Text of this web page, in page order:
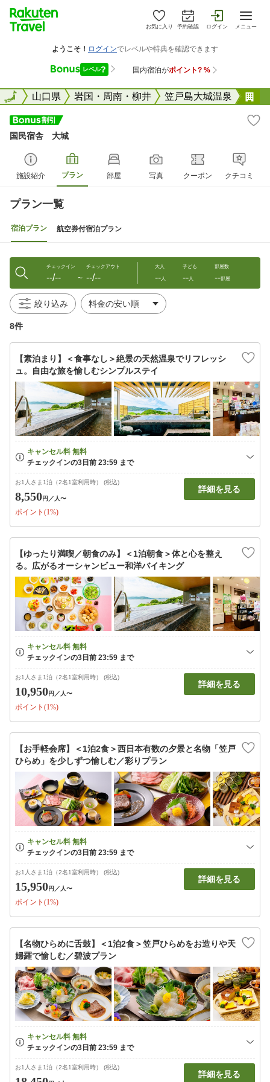
お気に入り 予約確認 ログイン メニュー
全国山口県 岩国・周南・柳井 笠戸島大城温泉
全国
国民宿舎 大城
施設紹介 プラン 部屋 写真 クーポン クチコミ
プラン一覧
宿泊プラン 航空券付宿泊プラン
チェックイン
--/-- 〜
チェックアウト
--/--
大人
--人
子ども
--人
部屋数
--部屋
絞り込み
8件
【素泊まり】＜食事なし＞絶景の天然温泉でリフレッシ
ュ。自由な旅を愉しむシンプルステイ
お1人さま1泊（2名1室利用時） (税込)
8,550円 ／人〜
ポイント(1%)
詳細を見る
【ゆったり満喫／朝食のみ】＜1泊朝食＞体と心を整え
る。広がるオーシャンビュー和洋バイキング
お1人さま1泊（2名1室利用時） (税込)
10,950円 ／人〜
ポイント(1%)
詳細を見る
【お手軽会席】＜1泊2食＞西日本有数の夕景と名物「笠戸
ひらめ」を少しずつ愉しむ／彩りプラン
お1人さま1泊（2名1室利用時） (税込)
15,950円 ／人〜
ポイント(1%)
詳細を見る
【名物ひらめに舌鼓】＜1泊2食＞笠戸ひらめをお造りや天
婦羅で愉しむ／碧波プラン
お1人さま1泊（2名1室利用時） (税込)
詳細を見る